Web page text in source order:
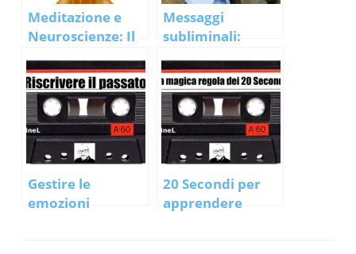
Meditazione e
Neuroscienze: Il
pensiero
involontario…
Messaggi
subliminali:
Migliorano la
salute degli
anziani…
Gestire le
emozioni
20 Secondi per
apprendere